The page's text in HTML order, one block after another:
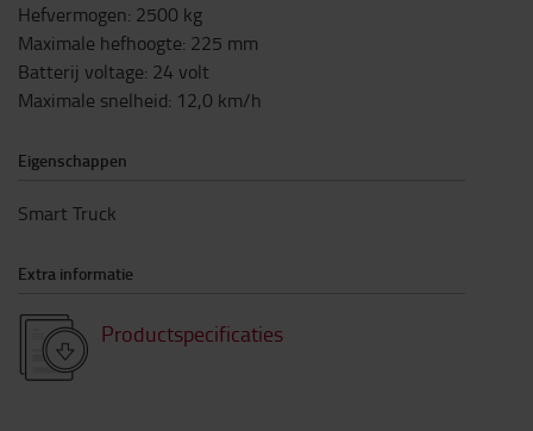
Hefvermogen: 2500 kg
Maximale hefhoogte: 225 mm
Batterij voltage: 24 volt
Maximale snelheid: 12,0 km/h
Eigenschappen
Smart Truck
Extra informatie
Productspecificaties